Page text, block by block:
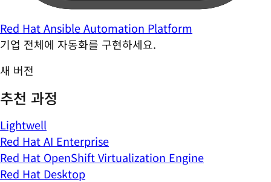
Red Hat Ansible Automation Platform
기업 전체에 자동화를 구현하세요.
새 버전
추천 과정
Lightwell
Red Hat AI Enterprise
Red Hat OpenShift Virtualization Engine
Red Hat Desktop